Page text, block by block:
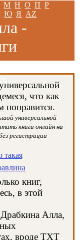
М Н О П Р
Ю Я AZ
-
что как
понравится.
универсальной
книги онлайн на
регистрации
такая
книг,
в этой
Алла,
вроде TXT